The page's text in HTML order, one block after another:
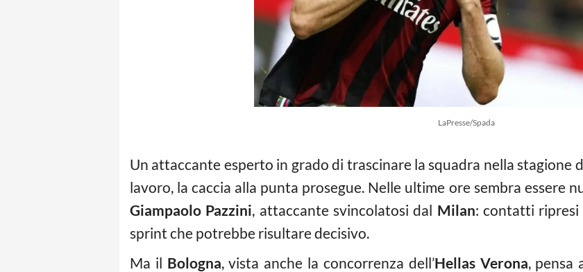
LaPresse/Spada
Un attaccante esperto in grado di trascinare la squadra nella stagione
lavoro, la caccia alla punta prosegue. Nelle ultime ore sembra essere
Giampaolo Pazzini, attaccante svincolatosi dal Milan: contatti
sprint che potrebbe risultare decisivo.
Ma il Bologna, vista anche la concorrenza dell’Hellas Verona, pensa